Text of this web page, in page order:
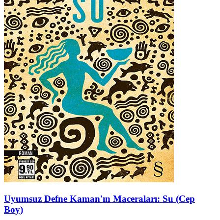
Uyumsuz Defne Kaman'ın Maceraları: Su (Cep
Boy)